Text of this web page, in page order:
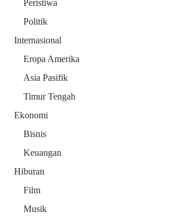
Peristiwa
Politik
Internasional
Eropa Amerika
Asia Pasifik
Timur Tengah
Ekonomi
Bisnis
Keuangan
Hiburan
Film
Musik